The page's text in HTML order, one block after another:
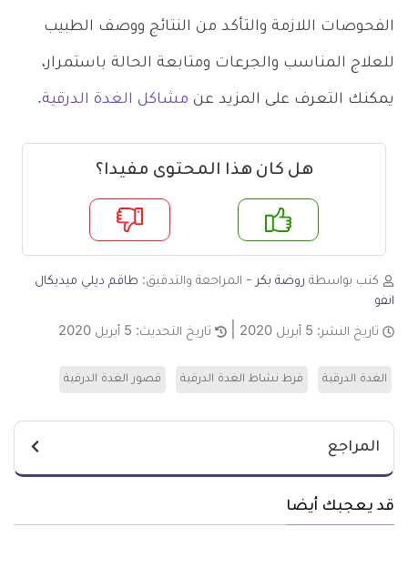
الفحوصات اللازمة والتأكد من النتائج ووصف الطبيب
للعلاج المناسب والجرعات ومتابعة الحالة باستمرار،
يمكنك التعرف على المزيد عن مشاكل الغدة الدرقية.
هل كان هذا المحتوى مفيدا؟
لا
كتب بواسطة روضة بكر - المراجعة والتدقيق: طاقم ديلي ميديكال
انفو
تاريخ النشر: 5 أبريل 2020 تاريخ التحديث: 5 أبريل 2020
الغدة الدرقية فرط نشاط الغدة الدرقية قصور الغدة الدرقية
المراجع
قد يعجبك أيضا